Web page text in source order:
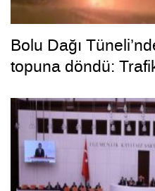
Bolu Dağı
topuna döndü: